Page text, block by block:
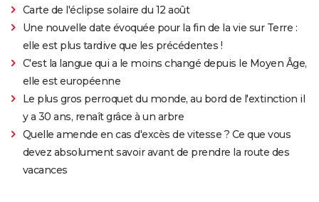
Carte de l'éclipse solaire du 12 août
Une nouvelle date évoquée pour la fin de la vie sur Terre :
elle est plus tardive que les précédentes !
C'est la langue qui a le moins changé depuis le Moyen Âge,
elle est européenne
Le plus gros perroquet du monde, au bord de l'extinction il
y a 30 ans, renaît grâce à un arbre
Quelle amende en cas d'excès de vitesse ? Ce que vous
devez absolument savoir avant de prendre la route des
vacances